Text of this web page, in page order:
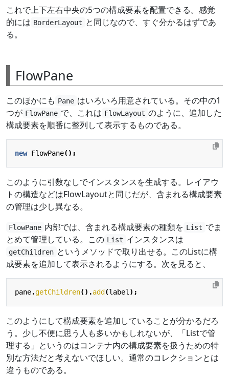
これで上下左右中央の5つの構成要素を配置できる。感覚
的には BorderLayout と同じなので、すぐ分かるはずであ
る。
FlowPane
このほかにも Pane はいろいろ用意されている。その中の1
つが FlowPane で、これは FlowLayout のように、追加した
構成要素を順番に整列して表示するものである。
new FlowPane();
このように引数なしでインスタンスを生成する。レイアウ
トの構造などはFlowLayoutと同じだが、含まれる構成要素
の管理は少し異なる。
FlowPane 内部では、含まれる構成要素の種類を List でま
とめて管理している。この List インスタンスは
getChildren というメソッドで取り出せる。このListに構
成要素を追加して表示されるようにする。次を見ると、
pane.getChildren().add (label );
このようにして構成要素を追加していることが分かるだろ
う。少し不便に思う人も多いかもしれないが、「Listで管
理する」というのはコンテナ内の構成要素を扱うための特
別な方法だと考えないでほしい。通常のコレクションとは
違うものである。